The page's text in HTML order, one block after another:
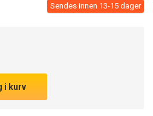
Sendes innen 13-15 dager
i kurv